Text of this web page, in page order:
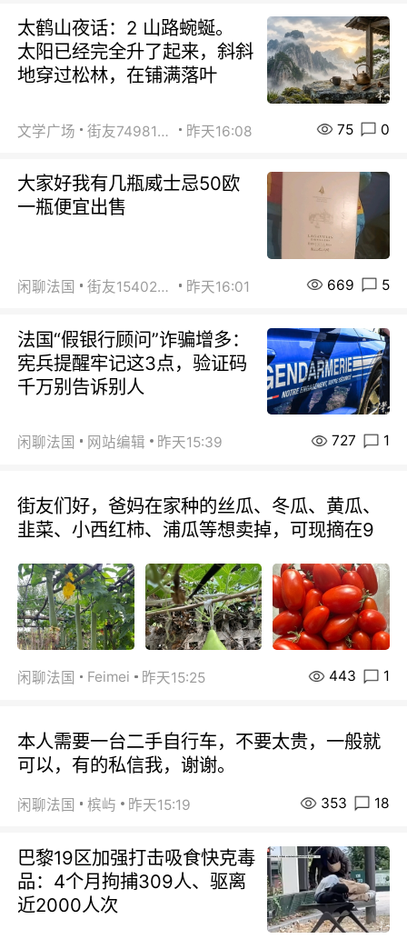
太鹤山夜话：2 山路蜿蜒。
太阳已经完全升了起来，斜斜
地穿过松林，在铺满落叶
文学广场 街友74981146 昨天16:08 75 0
大家好我有几瓶威士忌50欧
一瓶便宜出售
闲聊法国 街友15402223 昨天16:01 669 5
法国“假银行顾问”诈骗增多：
宪兵提醒牢记这3点，验证码
千万别告诉别人
闲聊法国 网站编辑 昨天15:39 727 1
街友们好，爸妈在家种的丝瓜、冬瓜、黄瓜、
韭菜、小西红柿、浦瓜等想卖掉，可现摘在9
闲聊法国 Feimei 昨天15:25 443 1
本人需要一台二手自行车，不要太贵，一般就
可以，有的私信我，谢谢。
闲聊法国 槟屿 昨天15:19 353 18
巴黎19区加强打击吸食快克毒
品：4个月拘捕309人、驱离
近2000人次